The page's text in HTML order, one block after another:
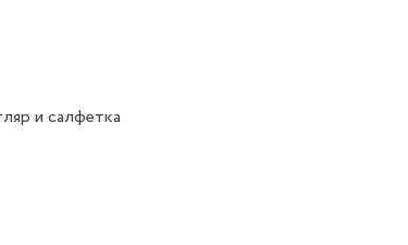
и салфетка